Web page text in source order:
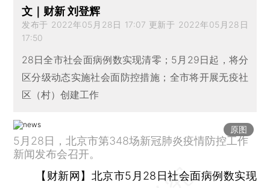
文｜财新 刘登辉
发布于 2022年05月28日 17:07 更新于 2022年05月28日
17:50
28日全市社会面病例数实现清零；5月29日起，将分
区分级动态实施社会面防控措施；全市将开展无疫社
区（村）创建工作
原图
5月28日，北京市第348场新冠肺炎疫情防控工作
新闻发布会召开。
【财新网】 北京市5月28日社会面病例数实现